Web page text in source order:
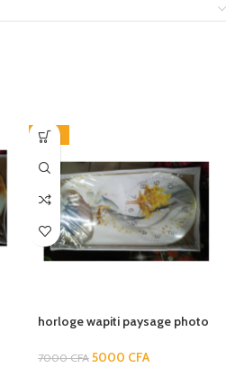
-29%
horloge wapiti paysage photo
montre murale horloge pour
7000CFA 5000 CFA